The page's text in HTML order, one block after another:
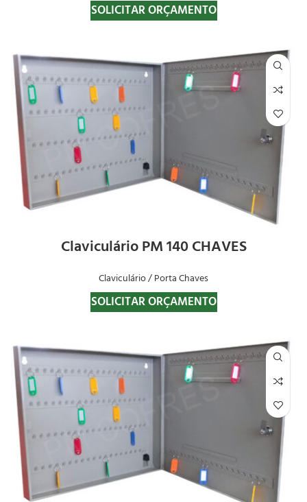
SOLICITAR ORÇAMENTO
Claviculário PM 140 CHAVES
Claviculário / Porta Chaves
SOLICITAR ORÇAMENTO